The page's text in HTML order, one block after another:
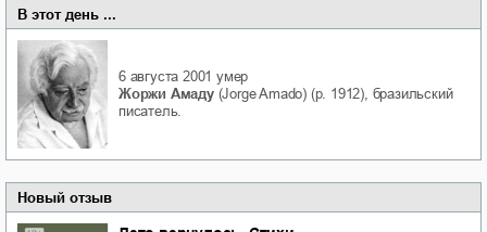
В этот день ...
6 августа 2001 умер
Жоржи Амаду(Jorge Amado) (р. 1912), бразильский
писатель.
Новый отзыв